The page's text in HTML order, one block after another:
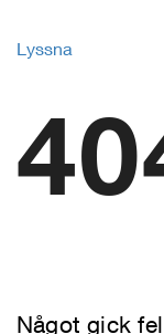
Lyssna
Något gick